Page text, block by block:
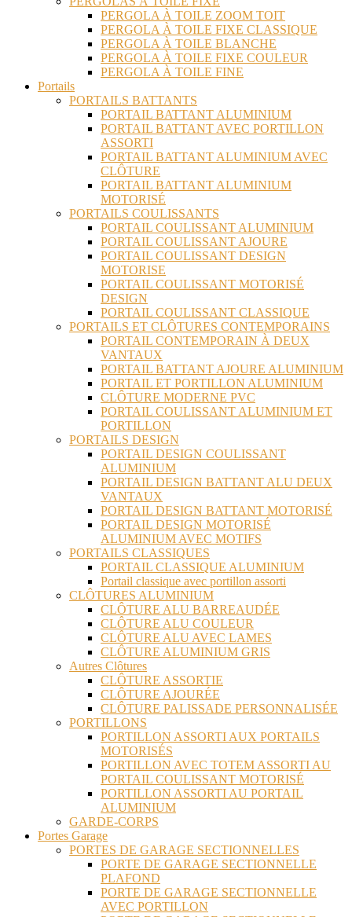
PERGOLA À TOILE ZOOM TOIT
PERGOLA À TOILE FIXE CLASSIQUE
PERGOLA À TOILE BLANCHE
PERGOLA À TOILE FIXE COULEUR
PERGOLA À TOILE FINE
Portails
PORTAILS BATTANTS
PORTAIL BATTANT ALUMINIUM
PORTAIL BATTANT AVEC PORTILLON
ASSORTI
PORTAIL BATTANT ALUMINIUM AVEC
CLÔTURE
PORTAIL BATTANT ALUMINIUM
MOTORISÉ
PORTAILS COULISSANTS
PORTAIL COULISSANT ALUMINIUM
PORTAIL COULISSANT AJOURE
PORTAIL COULISSANT DESIGN
MOTORISE
PORTAIL COULISSANT MOTORISÉ
DESIGN
PORTAIL COULISSANT CLASSIQUE
PORTAILS ET CLÔTURES CONTEMPORAINS
PORTAIL CONTEMPORAIN À DEUX
VANTAUX
PORTAIL BATTANT AJOURE ALUMINIUM
PORTAIL ET PORTILLON ALUMINIUM
CLÔTURE MODERNE PVC
PORTAIL COULISSANT ALUMINIUM ET
PORTILLON
PORTAILS DESIGN
PORTAIL DESIGN COULISSANT
ALUMINIUM
PORTAIL DESIGN BATTANT ALU DEUX
VANTAUX
PORTAIL DESIGN BATTANT MOTORISÉ
PORTAIL DESIGN MOTORISÉ
ALUMINIUM AVEC MOTIFS
PORTAILS CLASSIQUES
PORTAIL CLASSIQUE ALUMINIUM
Portail classique avec portillon assorti
CLÔTURES ALUMINIUM
CLÔTURE ALU BARREAUDÉE
CLÔTURE ALU COULEUR
CLÔTURE ALU AVEC LAMES
CLÔTURE ALUMINIUM GRIS
Autres Clôtures
CLÔTURE ASSORTIE
CLÔTURE AJOURÉE
CLÔTURE PALISSADE PERSONNALISÉE
PORTILLONS
PORTILLON ASSORTI AUX PORTAILS
MOTORISÉS
PORTILLON AVEC TOTEM ASSORTI AU
PORTAIL COULISSANT MOTORISÉ
PORTILLON ASSORTI AU PORTAIL
ALUMINIUM
GARDE-CORPS
Portes Garage
PORTES DE GARAGE SECTIONNELLES
PORTE DE GARAGE SECTIONNELLE
PLAFOND
PORTE DE GARAGE SECTIONNELLE
AVEC PORTILLON